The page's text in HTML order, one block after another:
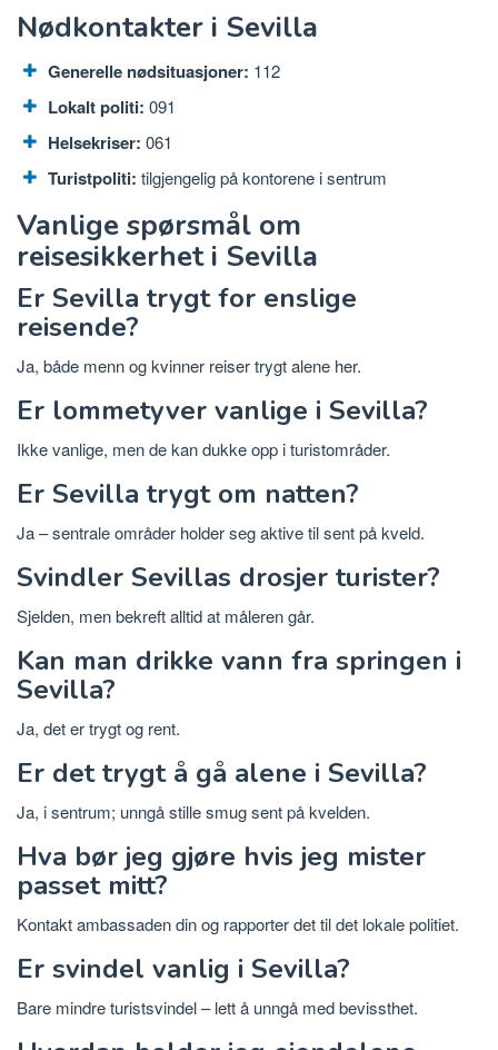
Nødkontakter i Sevilla
Generelle nødsituasjoner: 112
Lokalt politi: 091
Helsekriser: 061
Turistpoliti: tilgjengelig på kontorene i sentrum
Vanlige spørsmål om
reisesikkerhet i Sevilla
Er Sevilla trygt for enslige
reisende?
Ja, både menn og kvinner reiser trygt alene her.
Er lommetyver vanlige i Sevilla?
Ikke vanlige, men de kan dukke opp i turistområder.
Er Sevilla trygt om natten?
Ja – sentrale områder holder seg aktive til sent på kveld.
Svindler Sevillas drosjer turister?
Sjelden, men bekreft alltid at måleren går.
Kan man drikke vann fra springen i
Sevilla?
Ja, det er trygt og rent.
Er det trygt å gå alene i Sevilla?
Ja, i sentrum; unngå stille smug sent på kvelden.
Hva bør jeg gjøre hvis jeg mister
passet mitt?
Kontakt ambassaden din og rapporter det til det lokale politiet.
Er svindel vanlig i Sevilla?
Bare mindre turistsvindel – lett å unngå med bevissthet.